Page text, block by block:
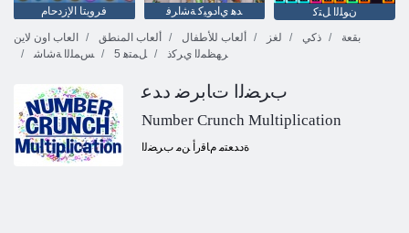
فرويتا الإزدحام ﺪﻫ ﻱﺍﺩﻮﻴﻛ ﺔﺷﺍﺮﻓ
ﻥﻮﻠﻟﺍ ﻞﺘﻛ
العاب اون لاين
ألعاب المنطق ألعاب للأطفال لغز ذكي
بقعة
ﺲﻤﻠﻟﺍ ﺔﺷﺎﺷ
5 ﻞﻤﺘﻫ ﺮﻬﻈﻤﻟﺍ ﻱﺮﻛﺫ
ﺏﺮﻀﻟﺍ ﺕﺎﺑﺮﺿ ﺩﺪﻋ
Number Crunch Multiplication
ﺓﺩﺪﻌﺘﻣ ﻡﺎﻗﺭﺃ ﻦﻣ ﺏﺮﻀﻟﺍ